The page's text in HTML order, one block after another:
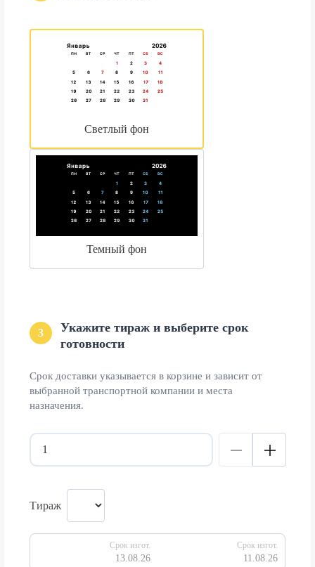
Светлый фон
Темный фон
3
Укажите тираж и выберите срок
готовности
Срок доставки указывается в корзине и зависит от
выбранной транспортной компании и места
назначения.
Тираж
Срок изгот.
13.08.26
Срок изгот.
11.08.26